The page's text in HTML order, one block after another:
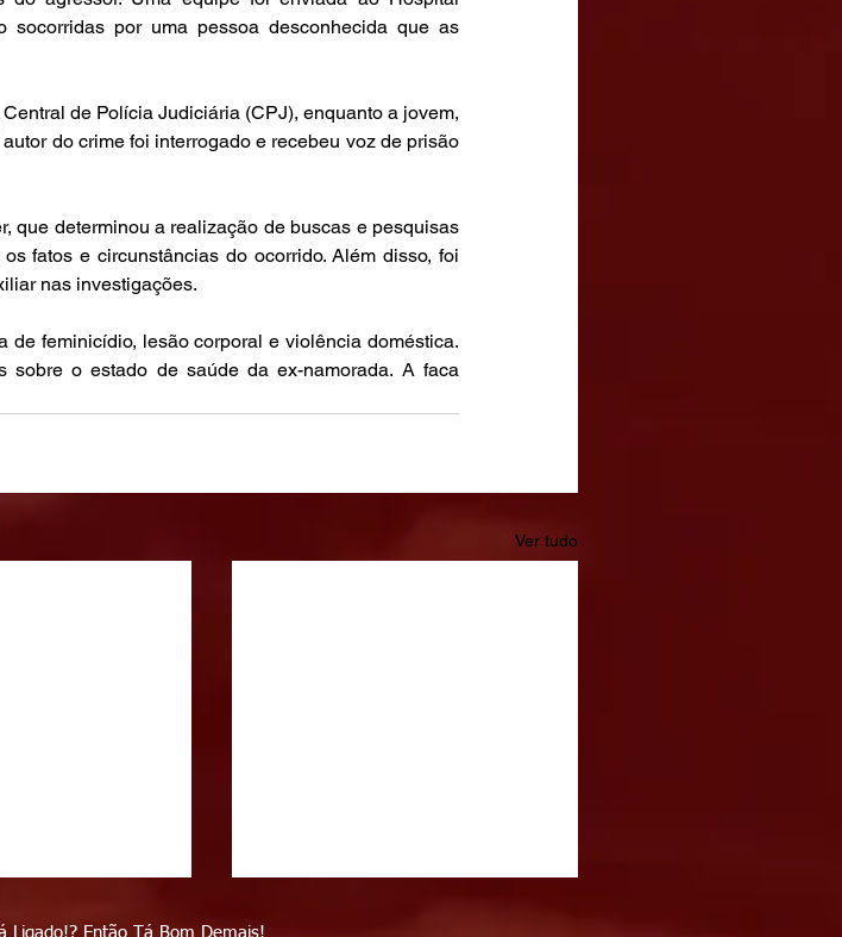
socorridas por uma pessoa desconhecida que as
de Polícia Judiciária (CPJ), enquanto a jovem,
do crime foi interrogado e recebeu voz de prisão
que determinou a realização de buscas e pesquisas
fatos e circunstâncias do ocorrido. Além disso, foi
nas investigações.
feminicídio, lesão corporal e violência doméstica.
sobre o estado de saúde da ex-namorada. A faca
Ver tudo
Ligado!? Então Tá Bom Demais!